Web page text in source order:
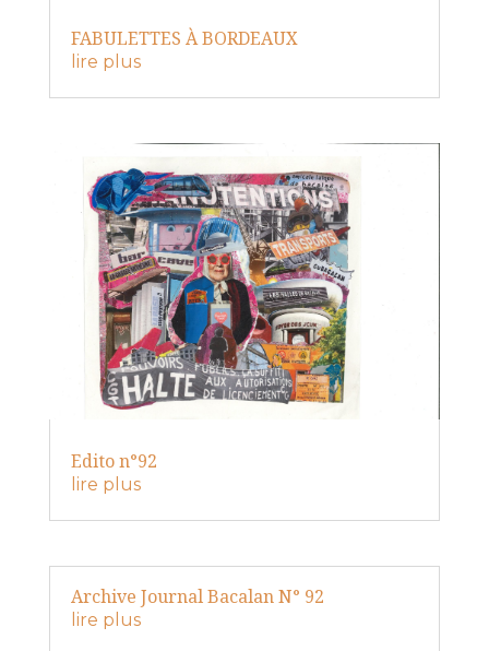
FABULETTES À BORDEAUX
lire plus
Edito n°92
lire plus
Archive Journal Bacalan N° 92
lire plus